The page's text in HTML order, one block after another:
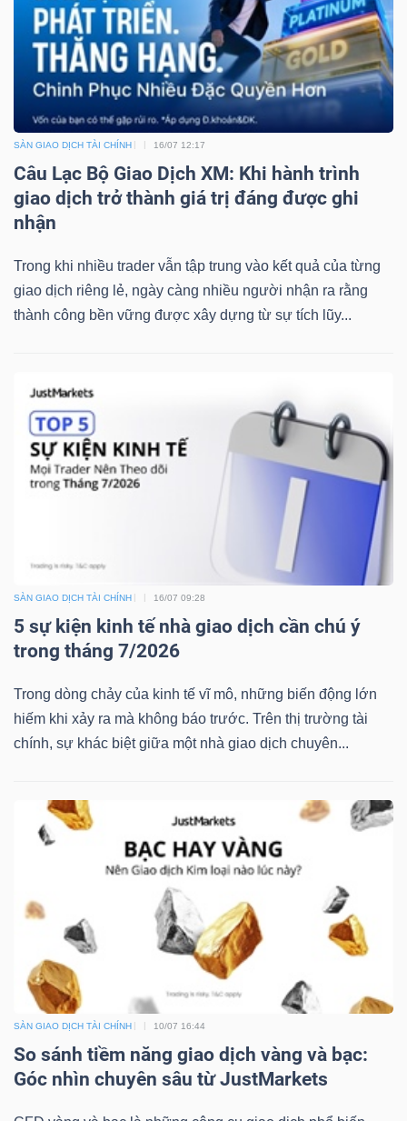
SÀN GIAO DỊCH TÀI CHÍNH 16/07 12:17
Câu Lạc Bộ Giao Dịch XM: Khi hành trình
giao dịch trở thành giá trị đáng được ghi
nhận
Trong khi nhiều trader vẫn tập trung vào kết quả của từng
giao dịch riêng lẻ, ngày càng nhiều người nhận ra rằng
thành công bền vững được xây dựng từ sự tích lũy...
SÀN GIAO DỊCH TÀI CHÍNH 16/07 09:28
5 sự kiện kinh tế nhà giao dịch cần chú ý
trong tháng 7/2026
Trong dòng chảy của kinh tế vĩ mô, những biến động lớn
hiếm khi xảy ra mà không báo trước. Trên thị trường tài
chính, sự khác biệt giữa một nhà giao dịch chuyên...
SÀN GIAO DỊCH TÀI CHÍNH 10/07 16:44
So sánh tiềm năng giao dịch vàng và bạc:
Góc nhìn chuyên sâu từ JustMarkets
vụ
(-)
tạo
tài
chính
Công
cụ
đầu
Truyền
thông
tài